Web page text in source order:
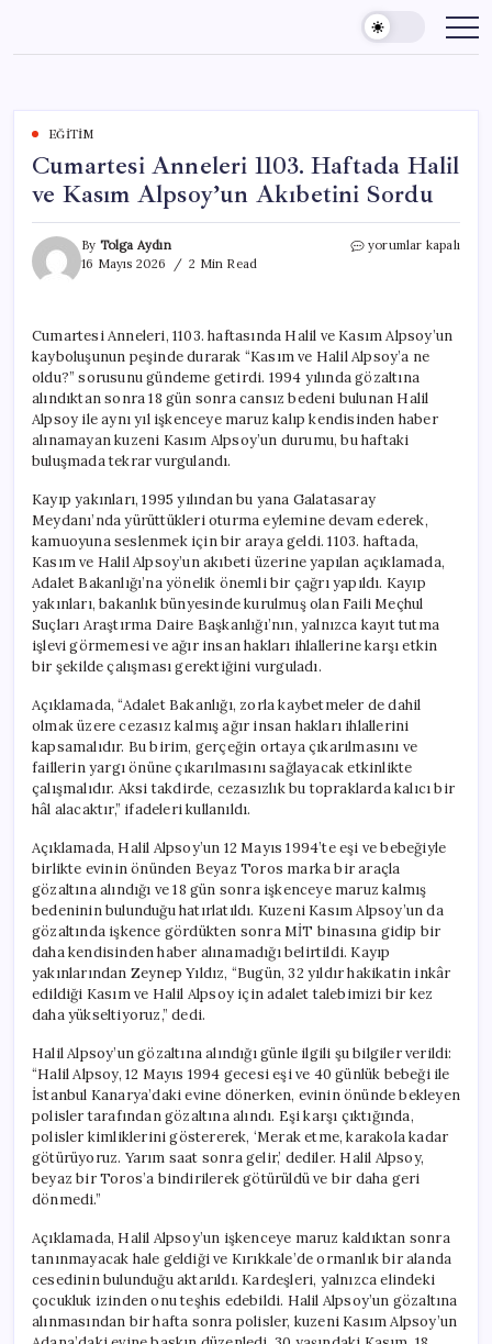
content
EĞITIM
Cumartesi Anneleri 1103. Haftada Halil
ve Kasım Alpsoy’un Akıbetini Sordu
By Tolga Aydın
16 Mayıs 2026
2 Min Read
Cumartesi
ve
Kasım
Alpsoy’un
Akıbetini
Sordu
için
yorumlar kapalı
Cumartesi Anneleri, 1103. haftasında Halil ve Kasım Alpsoy’un
kayboluşunun peşinde durarak “Kasım ve Halil Alpsoy’a ne
oldu?” sorusunu gündeme getirdi. 1994 yılında gözaltına
alındıktan sonra 18 gün sonra cansız bedeni bulunan Halil
Alpsoy ile aynı yıl işkenceye maruz kalıp kendisinden haber
alınamayan kuzeni Kasım Alpsoy’un durumu, bu haftaki
buluşmada tekrar vurgulandı.
Kayıp yakınları, 1995 yılından bu yana Galatasaray
Meydanı’nda yürüttükleri oturma eylemine devam ederek,
kamuoyuna seslenmek için bir araya geldi. 1103. haftada,
Kasım ve Halil Alpsoy’un akıbeti üzerine yapılan açıklamada,
Adalet Bakanlığı’na yönelik önemli bir çağrı yapıldı. Kayıp
yakınları, bakanlık bünyesinde kurulmuş olan Faili Meçhul
Suçları Araştırma Daire Başkanlığı’nın, yalnızca kayıt tutma
işlevi görmemesi ve ağır insan hakları ihlallerine karşı etkin
bir şekilde çalışması gerektiğini vurguladı.
Açıklamada, “Adalet Bakanlığı, zorla kaybetmeler de dahil
olmak üzere cezasız kalmış ağır insan hakları ihlallerini
kapsamalıdır. Bu birim, gerçeğin ortaya çıkarılmasını ve
faillerin yargı önüne çıkarılmasını sağlayacak etkinlikte
çalışmalıdır. Aksi takdirde, cezasızlık bu topraklarda kalıcı bir
hâl alacaktır,” ifadeleri kullanıldı.
Açıklamada, Halil Alpsoy’un 12 Mayıs 1994’te eşi ve bebeğiyle
birlikte evinin önünden Beyaz Toros marka bir araçla
gözaltına alındığı ve 18 gün sonra işkenceye maruz kalmış
bedeninin bulunduğu hatırlatıldı. Kuzeni Kasım Alpsoy’un da
gözaltında işkence gördükten sonra MİT binasına gidip bir
daha kendisinden haber alınamadığı belirtildi. Kayıp
yakınlarından Zeynep Yıldız, “Bugün, 32 yıldır hakikatin inkâr
edildiği Kasım ve Halil Alpsoy için adalet talebimizi bir kez
daha yükseltiyoruz,” dedi.
Halil Alpsoy’un gözaltına alındığı günle ilgili şu bilgiler verildi:
“Halil Alpsoy, 12 Mayıs 1994 gecesi eşi ve 40 günlük bebeği ile
İstanbul Kanarya’daki evine dönerken, evinin önünde bekleyen
polisler tarafından gözaltına alındı. Eşi karşı çıktığında,
polisler kimliklerini göstererek, ‘Merak etme, karakola kadar
götürüyoruz. Yarım saat sonra gelir,’ dediler. Halil Alpsoy,
beyaz bir Toros’a bindirilerek götürüldü ve bir daha geri
dönmedi.”
Açıklamada, Halil Alpsoy’un işkenceye maruz kaldıktan sonra
tanınmayacak hale geldiği ve Kırıkkale’de ormanlık bir alanda
cesedinin bulunduğu aktarıldı. Kardeşleri, yalnızca elindeki
çocukluk izinden onu teşhis edebildi. Halil Alpsoy’un gözaltına
alınmasından bir hafta sonra polisler, kuzeni Kasım Alpsoy’un